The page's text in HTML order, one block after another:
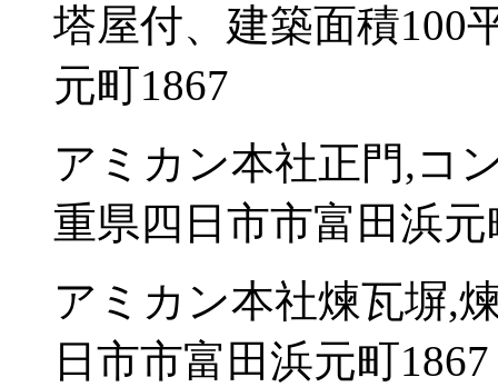
塔屋付、建築面積100
元町1867
アミカン本社正門,コ
重県四日市市富田浜元
アミカン本社煉瓦塀,
日市市富田浜元町1867